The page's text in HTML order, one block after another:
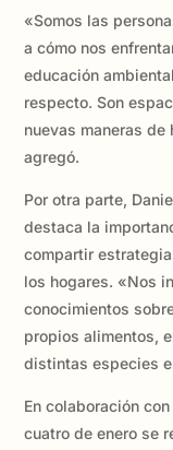
«Somos las
a cómo nos
educación
respecto. Son
nuevas maneras de
agregó.
Por otra parte,
destaca la
compartir
los hogares. «Nos
conocimientos
propios alimentos,
distintas especies
En colaboración
cuatro de enero se